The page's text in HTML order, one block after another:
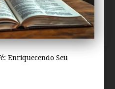
Enriquecendo Seu